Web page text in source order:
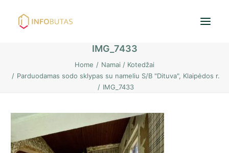
Pradžia
Namai / Kotedžai
Žemės sklypai
IMG_7433
Home
Namai / Kotedžai
Parduodamas sodo sklypas su nameliu S/B "Dituva", Klaipėdos r.
IMG_7433